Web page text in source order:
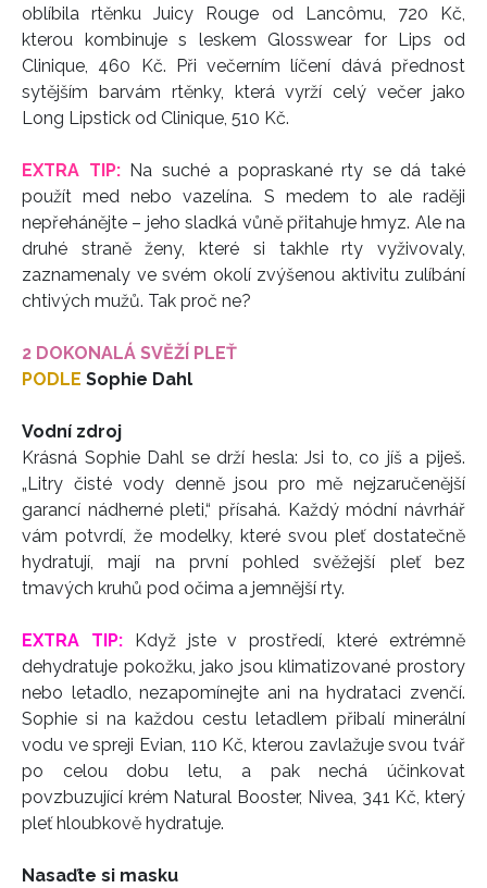
oblíbila rtěnku Juicy Rouge od Lancômu, 720 Kč,
kterou kombinuje s leskem Glosswear for Lips od
Clinique, 460 Kč. Při večerním líčení dává přednost
sytějším barvám rtěnky, která vyrží celý večer jako
Long Lipstick od Clinique, 510 Kč.
EXTRA TIP:Na suché a popraskané rty se dá také
použít med nebo vazelína. S medem to ale raději
nepřehánějte – jeho sladká vůně přitahuje hmyz. Ale na
druhé straně ženy, které si takhle rty vyživovaly,
zaznamenaly ve svém okolí zvýšenou aktivitu zulíbání
chtivých mužů. Tak proč ne?
2 DOKONALÁ SVĚŽÍ PLEŤ
PODLE Sophie Dahl
Vodní zdroj
Krásná Sophie Dahl se drží hesla: Jsi to, co jíš a piješ.
„Litry čisté vody denně jsou pro mě nejzaručenější
garancí nádherné pleti,“ přísahá. Každý módní návrhář
vám potvrdí, že modelky, které svou pleť dostatečně
hydratují, mají na první pohled svěžejší pleť bez
tmavých kruhů pod očima a jemnější rty.
EXTRA TIP:Když jste v prostředí, které extrémně
dehydratuje pokožku, jako jsou klimatizované prostory
nebo letadlo, nezapomínejte ani na hydrataci zvenčí.
Sophie si na každou cestu letadlem přibalí minerální
vodu ve spreji Evian, 110 Kč, kterou zavlažuje svou tvář
po celou dobu letu, a pak nechá účinkovat
povzbuzující krém Natural Booster, Nivea, 341 Kč, který
pleť hloubkově hydratuje.
Nasaďte si masku